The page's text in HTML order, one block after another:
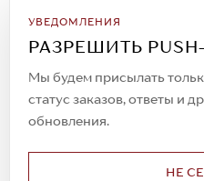
УВЕДОМЛЕНИЯ
РАЗРЕШИТЬ
Мы будем присылать
статус заказов, ответы и
обновления.
НЕ
Подписаться на
Всегда будьте в курсе
спецпредложений!
© 2023. AIT Shoes
Все права защищены